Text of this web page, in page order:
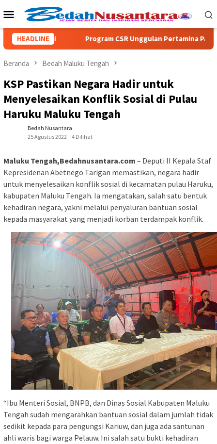
ke
Menu
Mobile
HEADLINE Program CSR Unggulan Pertamina Patra Niaga
Beranda Bedah Maluku Tengah
KSP Pastikan Negara Hadir untuk
Menyelesaikan Konflik Sosial di Pulau
Haruku Maluku Tengah
Bedah Nusantara
25 Agustus 2022
4 Dilihat
Maluku Tengah,Bedahnusantara.com – Deputi II Kepala Staf
Kepresidenan Abetnego Tarigan memastikan, negara hadir
untuk menyelesaikan konflik sosial di kecamatan pulau Haruku,
kabupaten Maluku Tengah. Ia mengatakan, salah satu bentuk
kehadiran negara, yakni melalui penyaluran bantuan sosial
kepada masyarakat yang menjadi korban terdampak konflik.
“Ibu Menteri Sosial, BNPB, dan Dinas Sosial Kabupaten Maluku
Tengah sudah mengarahkan bantuan sosial dalam jumlah tidak
sedikit kepada para pengungsi Kariuw, dan juga ada santunan
ahli waris bagi warga Pelauw. Ini salah satu bukti kehadiran